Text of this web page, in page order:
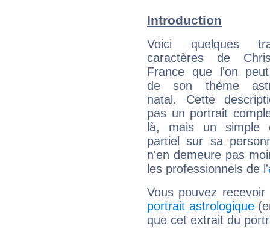
Introduction
Voici quelques
caractères de
France que l'on
de son thème
natal. Cette
pas un portrait
là, mais un simple
partiel sur sa
n'en demeure pas
les professionnels de l'
Vous pouvez
portrait astrologique
que cet extrait du